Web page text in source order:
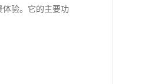
验。它的主要功